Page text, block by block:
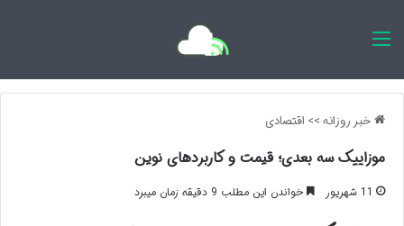
خبر روزانه>> اقتصادی
موزاییک سه بعدی؛ قیمت و کاربردهای نوین
11 شهریور خواندن این مطلب 9 دقیقه زمان میبرد